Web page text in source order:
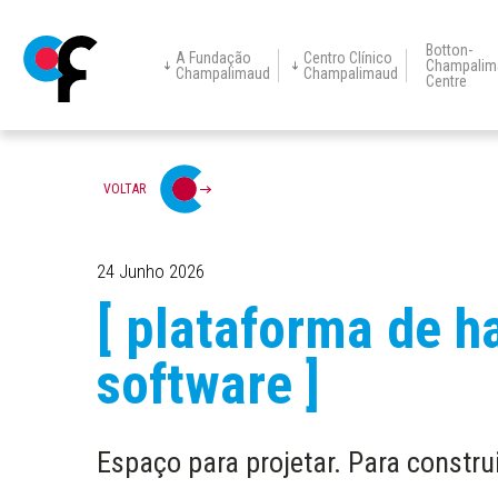
A Fundação
Champalimaud
A Fundação
Centro Clínico
Champalimaud
Champalimaud
Botton-
Centre
Centre for
Research
VOLTAR
24 Junho 2026
[ plataforma de
software ]
Espaço para projetar. Para